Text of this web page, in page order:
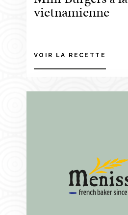
vietnamienne
VOIR LA RECETTE